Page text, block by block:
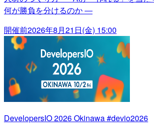
何が勝負を分けるのか ―
開催前2026年8月21日(金) 15:00
DevelopersIO 2026 Okinawa #devio2026